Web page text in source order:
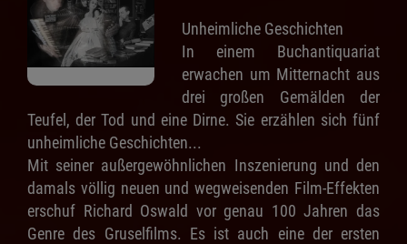
Unheimliche Geschichten
In einem Buchantiquariat
erwachen um Mitternacht aus
drei großen Gemälden der
Teufel, der Tod und eine Dirne. Sie erzählen sich fünf
unheimliche Geschichten...
Mit seiner außergewöhnlichen Inszenierung und den
damals völlig neuen und wegweisenden Film-Effekten
erschuf Richard Oswald vor genau 100 Jahren das
Genre des Gruselfilms. Es ist auch eine der ersten